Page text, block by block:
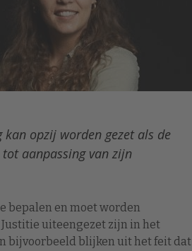
kan opzij worden gezet als de
aanpassing van zijn
bepalen en moet worden
Justitie uiteengezet zijn in het
bijvoorbeeld blijken uit het feit dat